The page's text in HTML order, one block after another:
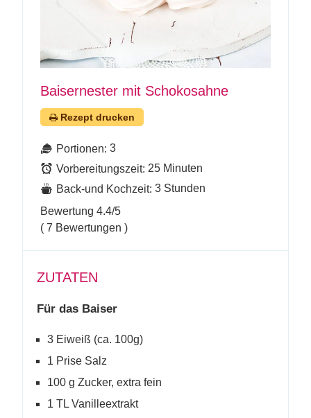
Baisernester mit Schokosahne
Rezept drucken
Portionen: 3
Vorbereitungszeit: 25 Minuten
Back-und Kochzeit: 3 Stunden
Bewertung 4.4/5
( 7 Bewertungen )
ZUTATEN
Für das Baiser
3 Eiweiß (ca. 100g)
1 Prise Salz
100 g Zucker, extra fein
1 TL Vanilleextrakt